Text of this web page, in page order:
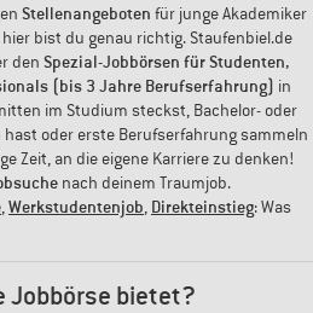
Stellenangeboten für junge Akademiker
bist du genau richtig. Staufenbiel.de
den Spezial-Jobbörsen für Studenten,
(bis 3 Jahre Berufserfahrung) in
im Studium steckst, Bachelor- oder
oder erste Berufserfahrung sammeln
Zeit, an die eigene Karriere zu denken!
nach deinem Traumjob.
Werkstudentenjob Direkteinstieg: Was
Jobbörse bietet?